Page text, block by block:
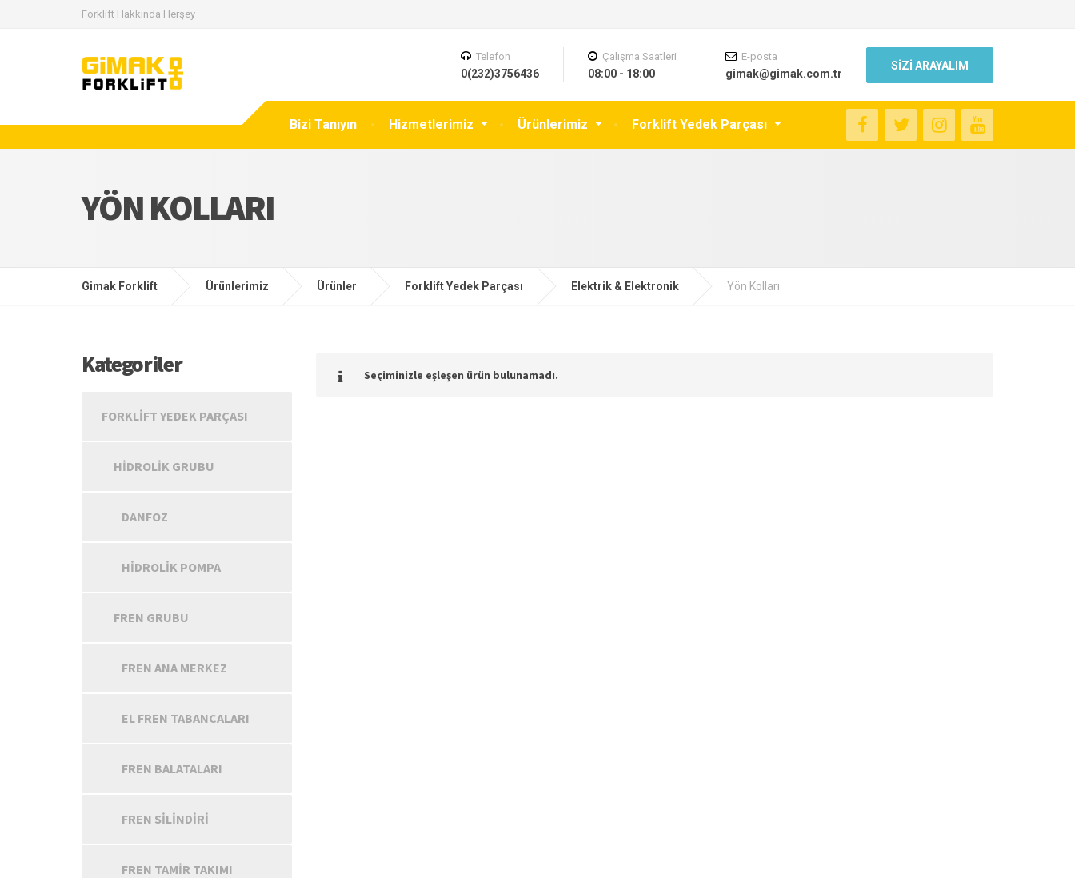
Forklift Hakkında Herşey
Bizi Tanıyın Hizmetlerimiz Ürünlerimiz Forklift Yedek Parçası
Telefon
0(232)3756436
Çalışma Saatleri
08:00 - 18:00
E-posta
gimak@gimak.com.tr
SİZİ ARAYALIM
YÖN KOLLARI
Gimak Forklift Ürünlerimiz Ürünler Forklift Yedek Parçası Elektrik & Elektronik Yön Kolları
Seçiminizle eşleşen ürün bulunamadı.
Kategoriler
FORKLIFT YEDEK PARÇASI
HIDROLIK GRUBU
DANFOZ
HIDROLIK POMPA
FREN GRUBU
FREN ANA MERKEZ
EL FREN TABANCALARI
FREN BALATALARI
FREN SILINDIRI
FREN TAMIR TAKIMI